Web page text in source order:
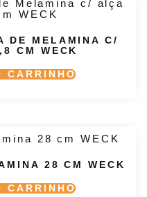
DE MELAMINA C/
CM WECK
CARRINHO
28 CM WECK
CARRINHO